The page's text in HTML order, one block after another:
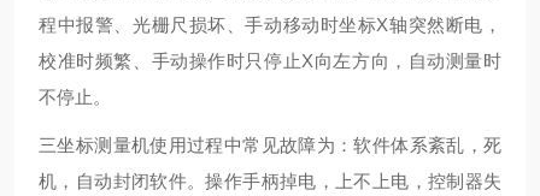
程中报警、光栅尺损坏、手动移动时坐标X轴突然断电，
校准时频繁、手动操作时只停止X向左方向，自动测量时
不停止。
三坐标测量机使用过程中常见故障为：软件体系紊乱，死
机，自动封闭软件。操作手柄掉电，上不上电，控制器失